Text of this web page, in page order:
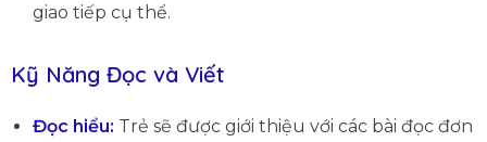
giao tiếp cụ thể.
Kỹ Năng Đọc và Viết
Đọc hiểu: Trẻ sẽ được giới thiệu với các bài đọc đơn